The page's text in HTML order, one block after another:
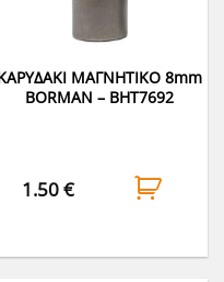
ΜΑΓΝΗΤΙΚΟ 8mm
BORMAN – BHT7692
1.50€